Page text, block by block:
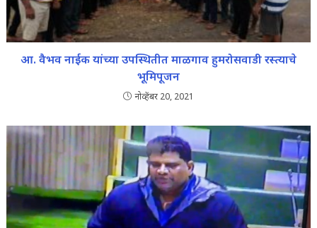
आ. वैभव नाईक यांच्या उपस्थितीत माळगाव हुमरोसवाडी रस्त्याचे
भूमिपूजन
नोव्हेंबर 20, 2021